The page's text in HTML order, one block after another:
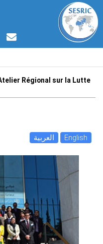
Régional sur la Lutte
العربية
English